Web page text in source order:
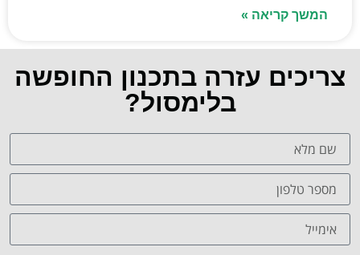
המשך קריאה »
צריכים עזרה בתכנון החופשה
בלימסול?